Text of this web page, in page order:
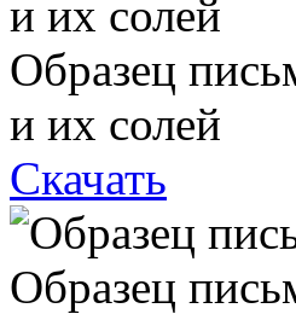
Образец
и их солей
Скачать
Образец